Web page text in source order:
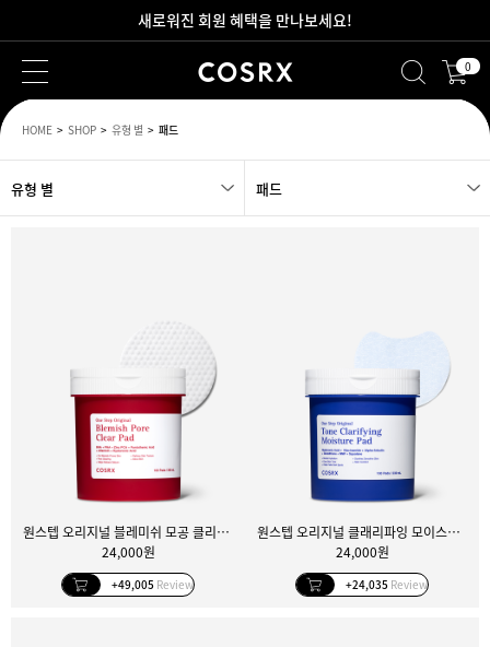
새로워진 회원 혜택을 만나보세요!
2만원 이상 무료 배송 0
HOME SHOP 유형 별 패드
원스텝 오리지널 블레미쉬 모공 클리어 패드 100매
24,000원
+49,005 Review
원스텝 오리지널 클래리파잉 모이스처 패드 100매
24,000원
+24,035 Review